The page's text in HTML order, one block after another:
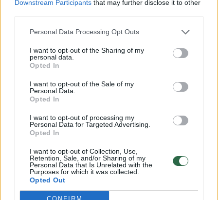
Downstream Participants that may further disclose it to other
Personal Data Processing Opt Outs
I want to opt-out of the Sharing of my
personal data.
Opted In
I want to opt-out of the Sale of my
Personal Data.
Opted In
I want to opt-out of processing my
Personal Data for Targeted Advertising.
Opted In
I want to opt-out of Collection, Use,
Retention, Sale, and/or Sharing of my
Personal Data that Is Unrelated with the
Purposes for which it was collected.
Opted Out
net 2:5 buvo pralaimėta Splito „Hajduk“
komandai. Po rungtynių varžovų treneris
reiškė savo susižavėjimą Vilniumi ir
stadione susirinkusiais fanais.